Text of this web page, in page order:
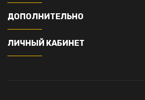
ДОПОЛНИТЕЛЬНО
ЛИЧНЫЙ КАБИНЕТ